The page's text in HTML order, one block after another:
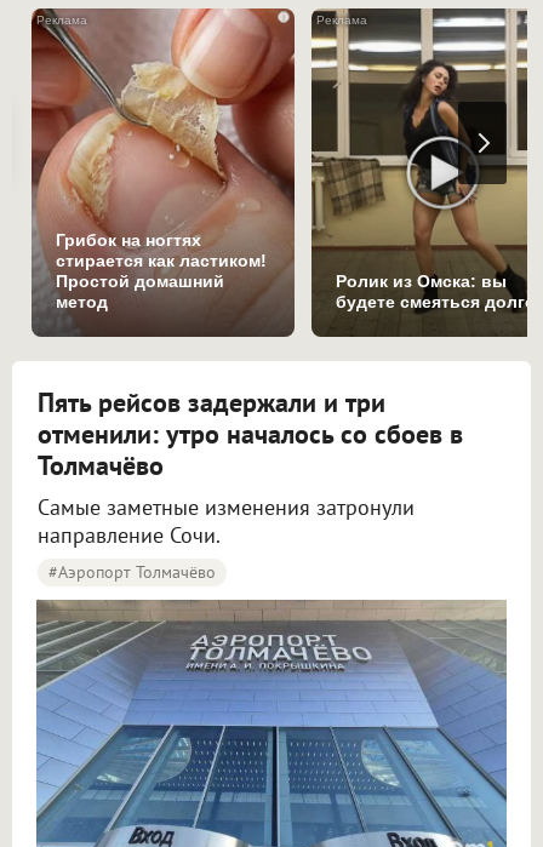
i
Грибок на ногтях
стирается как ластиком!
Простой домашний
метод
Ролик из Омска: вы
будете смеяться долго
Пять рейсов задержали и три
отменили: утро началось со сбоев в
Толмачёво
Самые заметные изменения затронули
направление Сочи.
#Аэропорт Толмачёво